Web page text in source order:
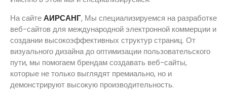
На сайтеАИРСАНГ, Мы специализируемся на разработке
веб-сайтов для международной электронной коммерции и
создании высокоэффективных структур страниц. От
визуального дизайна до оптимизации пользовательского
пути, мы помогаем брендам создавать веб-сайты,
которые не только выглядят премиально, но и
демонстрируют высокую производительность.